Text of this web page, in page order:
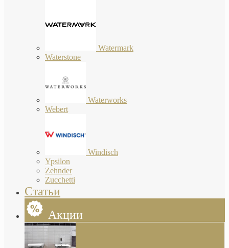
Watermark
Waterstone
Waterworks
Webert
Windisch
Ypsilon
Zehnder
Zucchetti
Статьи
Акции